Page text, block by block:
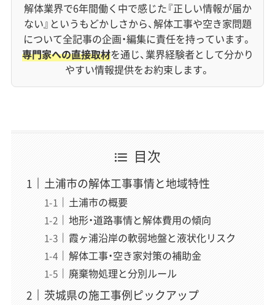
解体業界で6年間働く中で感じた『正しい情報が届か
ない』というもどかしさから、解体工事や空き家問題
について全記事の企画・編集に責任を持っています。
専門家への直接取材を通じ、業界経験者として分かり
やすい情報提供をお約束します。
目次
土浦市の解体工事事情と地域特性
土浦市の概要
地形・道路事情と解体費用の傾向
霞ヶ浦沿岸の軟弱地盤と液状化リスク
解体工事・空き家対策の補助金
廃棄物処理と分別ルール
茨城県の施工事例ピックアップ